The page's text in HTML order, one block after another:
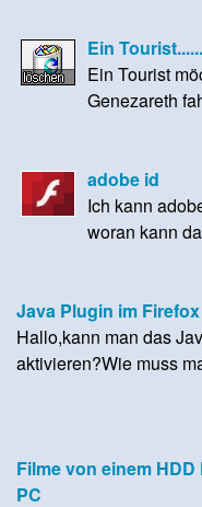
Ein
Ein Tourist
Genezareth
adobe id
Ich kann
woran kann
Java Plugin im
Hallo,kann man das
aktivieren?Wie muss
Filme von einem
PC